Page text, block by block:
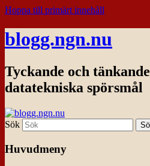
Hoppa till primärt innehåll
blogg.ngn.nu
Tyckande och
datatekniska spörsmål
Sök
Huvudmeny